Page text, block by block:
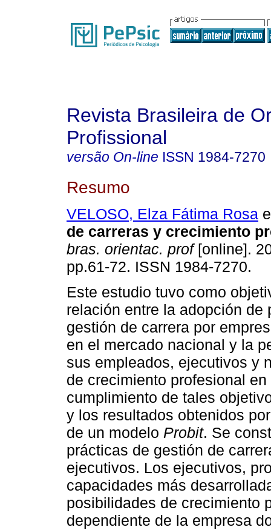
Revista Brasileira de
Profissional
versão On-line ISSN 1984-7270
Resumo
VELOSO, Elza Fátima Rosa
de carreras y crecimiento
bras. orientac. prof[online].
pp.61-72. ISSN 1984-7270.
Este estudio tuvo como
relación entre la adopción de
gestión de carrera por
en el mercado nacional y la
sus empleados, ejecutivos y
de crecimiento profesional
cumplimiento de tales
y los resultados obtenidos
de un modelo Probit. Se
prácticas de gestión de
ejecutivos. Los ejecutivos,
capacidades más
posibilidades de crecimiento
dependiente de la empresa